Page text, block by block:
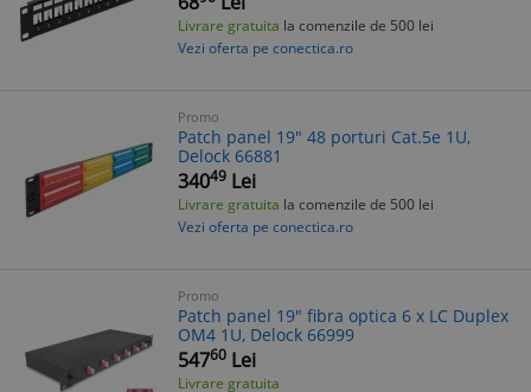
Livrare gratuita la comenzile de 500 lei
Vezi oferta pe conectica.ro
Promo
Patch panel 19" 48 porturi Cat.5e 1U,
Delock 66881
34049 Lei
Livrare gratuita la comenzile de 500 lei
Vezi oferta pe conectica.ro
Promo
Patch panel 19" fibra optica 6 x LC Duplex
OM4 1U, Delock 66999
54760 Lei
Livrare gratuita